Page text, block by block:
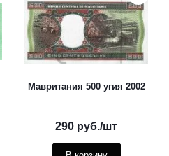
Мавритания 500 угия 2002
290 руб./шт